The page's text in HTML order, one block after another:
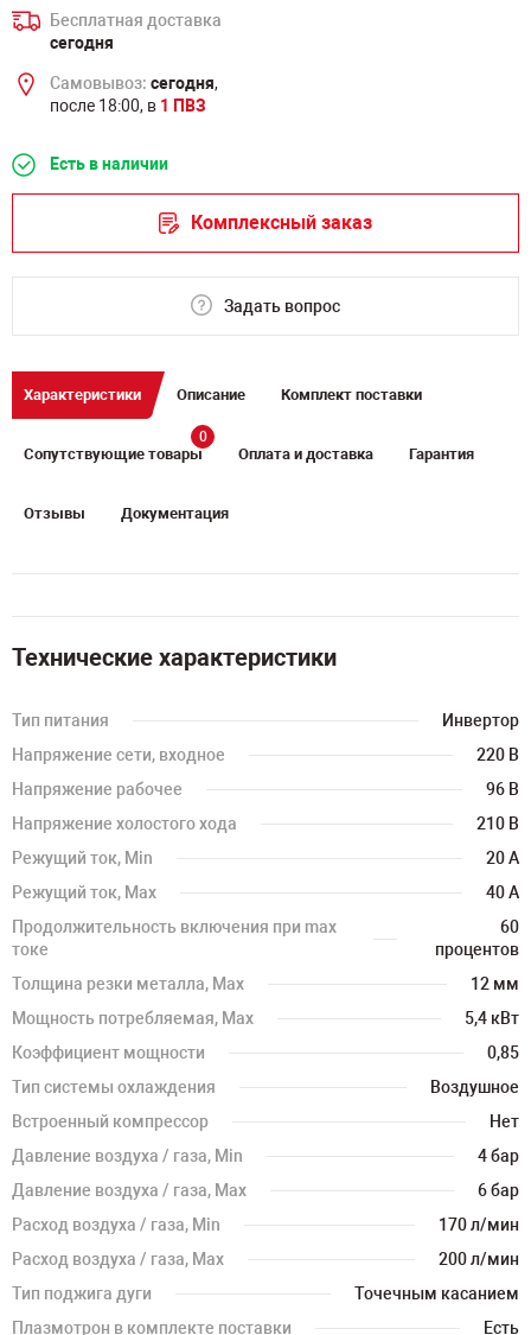
Бесплатная доставка
сегодня
Самовывоз: сегодня,
после 18:00, в 1 ПВЗ
Есть в наличии
Комплексный заказ
Задать вопрос
Характеристики Описание Комплект поставки
Сопутствующие товары
0
Оплата и доставка Гарантия
Отзывы Документация
Технические характеристики
Тип питания
Инвертор
Напряжение сети, входное
220 В
Напряжение рабочее
96 В
Напряжение холостого хода
210 В
Режущий ток, Min
20 А
Режущий ток, Max
40 А
Продолжительность включения при max
токе
60
процентов
Толщина резки металла, Max
12 мм
Мощность потребляемая, Max
5,4 кВт
Коэффициент мощности
0,85
Тип системы охлаждения
Воздушное
Встроенный компрессор
Нет
Давление воздуха / газа, Min
4 бар
Давление воздуха / газа, Max
6 бар
Расход воздуха / газа, Min
170 л/мин
Расход воздуха / газа, Max
200 л/мин
Тип поджига дуги
Точечным касанием
Плазмотрон в комплекте поставки
Есть